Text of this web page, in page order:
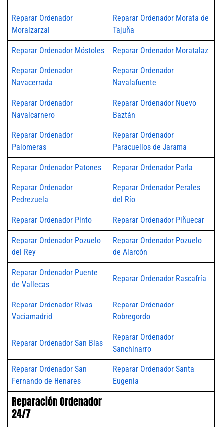
Reparar Ordenador
Moralzarzal
Reparar Ordenador Morata de
Tajuña
Reparar Ordenador Móstoles Reparar Ordenador Moratalaz
Reparar Ordenador
Navacerrada
Reparar Ordenador
Navalafuente
Reparar Ordenador
Navalcarnero
Reparar Ordenador Nuevo
Baztán
Reparar Ordenador
Palomeras
Reparar Ordenador
Paracuellos de Jarama
Reparar Ordenador Patones Reparar Ordenador Parla
Reparar Ordenador
Pedrezuela
Reparar Ordenador Perales
del Río
Reparar Ordenador Pinto Reparar Ordenador Piñuecar
Reparar Ordenador Pozuelo
del Rey
Reparar Ordenador Pozuelo
de Alarcón
Reparar Ordenador Puente
de Vallecas
Reparar Ordenador Rascafría
Reparar Ordenador Rivas
Vaciamadrid
Reparar Ordenador
Robregordo
Reparar Ordenador San Blas
Reparar Ordenador
Sanchinarro
Reparar Ordenador San
Fernando de Henares
Reparar Ordenador Santa
Eugenia
Reparación Ordenador
24/7